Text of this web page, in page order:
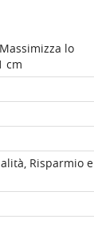
lo
cm
Risparmio e